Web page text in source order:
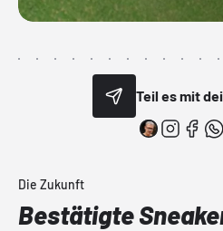
Teil es mit
Die Zukunft
Bestätigte